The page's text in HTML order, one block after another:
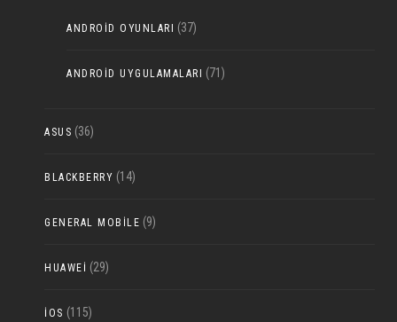
ANDROID OYUNLARI (37)
ANDROID UYGULAMALARI (71)
ASUS (36)
BLACKBERRY (14)
GENERAL MOBILE (9)
HUAWEI (29)
IOS (115)